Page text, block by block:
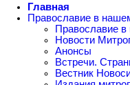
Главная
Православие в
Православие
Новости
Анонсы
Встречи.
Вестник